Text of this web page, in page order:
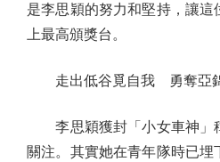
是李思穎的努力和堅持，讓這
上最高頒獎台。
走出低谷覓自我 勇奪亞
李思穎獲封「小女車神」
關注。其實她在青年隊時已埋